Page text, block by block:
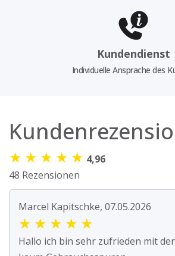
Kundendienst
Individuelle Ansprache des
★ ★ ★ ★ ★ 4,96
48 Rezensionen
Marcel Kapitschke, 07.05.2026
★ ★ ★ ★ ★
Hallo ich bin sehr zufrieden mit